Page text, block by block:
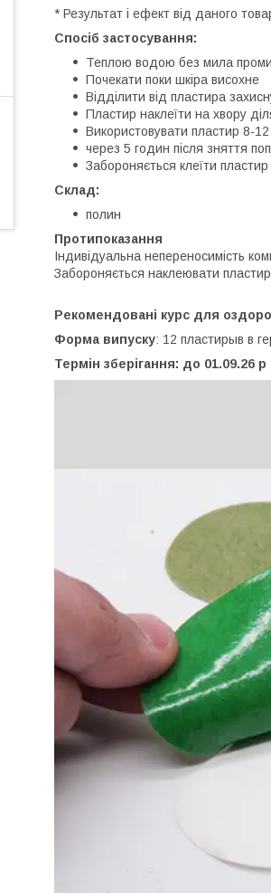
* Результат і ефект від даного
Спосіб застосування:
Теплою водою без мила
Почекати поки шкіра висохне
Відділити від пластира
Пластир наклеїти на хвору
Використовувати пластир 8-
через 5 годин після зняття
Забороняється клеїти
Склад:
полин
Протипоказання
Індивідуальна непереносимість
Забороняється наклеювати пластир
Рекомендовані курс для
Форма випуску: 12 пластирыв в
Термін зберігання: до 01.09.26 р